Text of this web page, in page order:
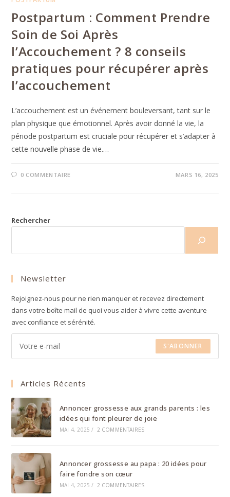
Postpartum : Comment Prendre
Soin de Soi Après
l’Accouchement ? 8 conseils
pratiques pour récupérer après
l’accouchement
L’accouchement est un événement bouleversant, tant sur le
plan physique que émotionnel. Après avoir donné la vie, la
période postpartum est cruciale pour récupérer et s’adapter à
cette nouvelle phase de vie.…
0 COMMENTAIRE MARS 16, 2025
Rechercher
Newsletter
Rejoignez-nous pour ne rien manquer et recevez directement
dans votre boîte mail de quoi vous aider à vivre cette aventure
avec confiance et sérénité.
S'ABONNER
Articles Récents
Annoncer grossesse aux grands parents : les
idées qui font pleurer de joie
MAI 4, 2025 / 2 COMMENTAIRES
Annoncer grossesse au papa : 20 idées pour
faire fondre son cœur
MAI 4, 2025 / 2 COMMENTAIRES